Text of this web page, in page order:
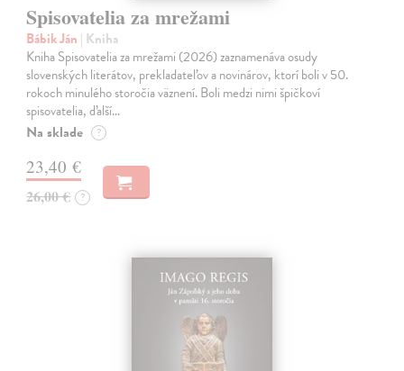
Spisovatelia za mrežami
Bábik Ján | Kniha
Kniha Spisovatelia za mrežami (2026) zaznamenáva osudy
slovenských literátov, prekladateľov a novinárov, ktorí boli v 50.
rokoch minulého storočia väznení. Boli medzi nimi špičkoví
spisovatelia, ďalší…
Na sklade ?
23,40 €
26,00 € ?